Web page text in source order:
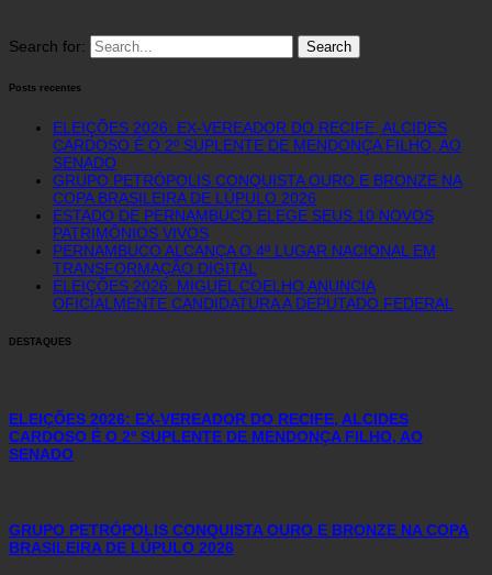
Search for:
Posts recentes
ELEIÇÕES 2026: EX-VEREADOR DO RECIFE, ALCIDES
CARDOSO É O 2º SUPLENTE DE MENDONÇA FILHO, AO
SENADO
GRUPO PETRÓPOLIS CONQUISTA OURO E BRONZE NA
COPA BRASILEIRA DE LÚPULO 2026
ESTADO DE PERNAMBUCO ELEGE SEUS 10 NOVOS
PATRIMÔNIOS VIVOS
PERNAMBUCO ALCANÇA O 4º LUGAR NACIONAL EM
TRANSFORMAÇÃO DIGITAL
ELEIÇÕES 2026: MIGUEL COELHO ANUNCIA
OFICIALMENTE CANDIDATURA A DEPUTADO FEDERAL
DESTAQUES
ELEIÇÕES 2026: EX-VEREADOR DO RECIFE, ALCIDES
CARDOSO É O 2º SUPLENTE DE MENDONÇA FILHO, AO
SENADO
GRUPO PETRÓPOLIS CONQUISTA OURO E BRONZE NA COPA
BRASILEIRA DE LÚPULO 2026